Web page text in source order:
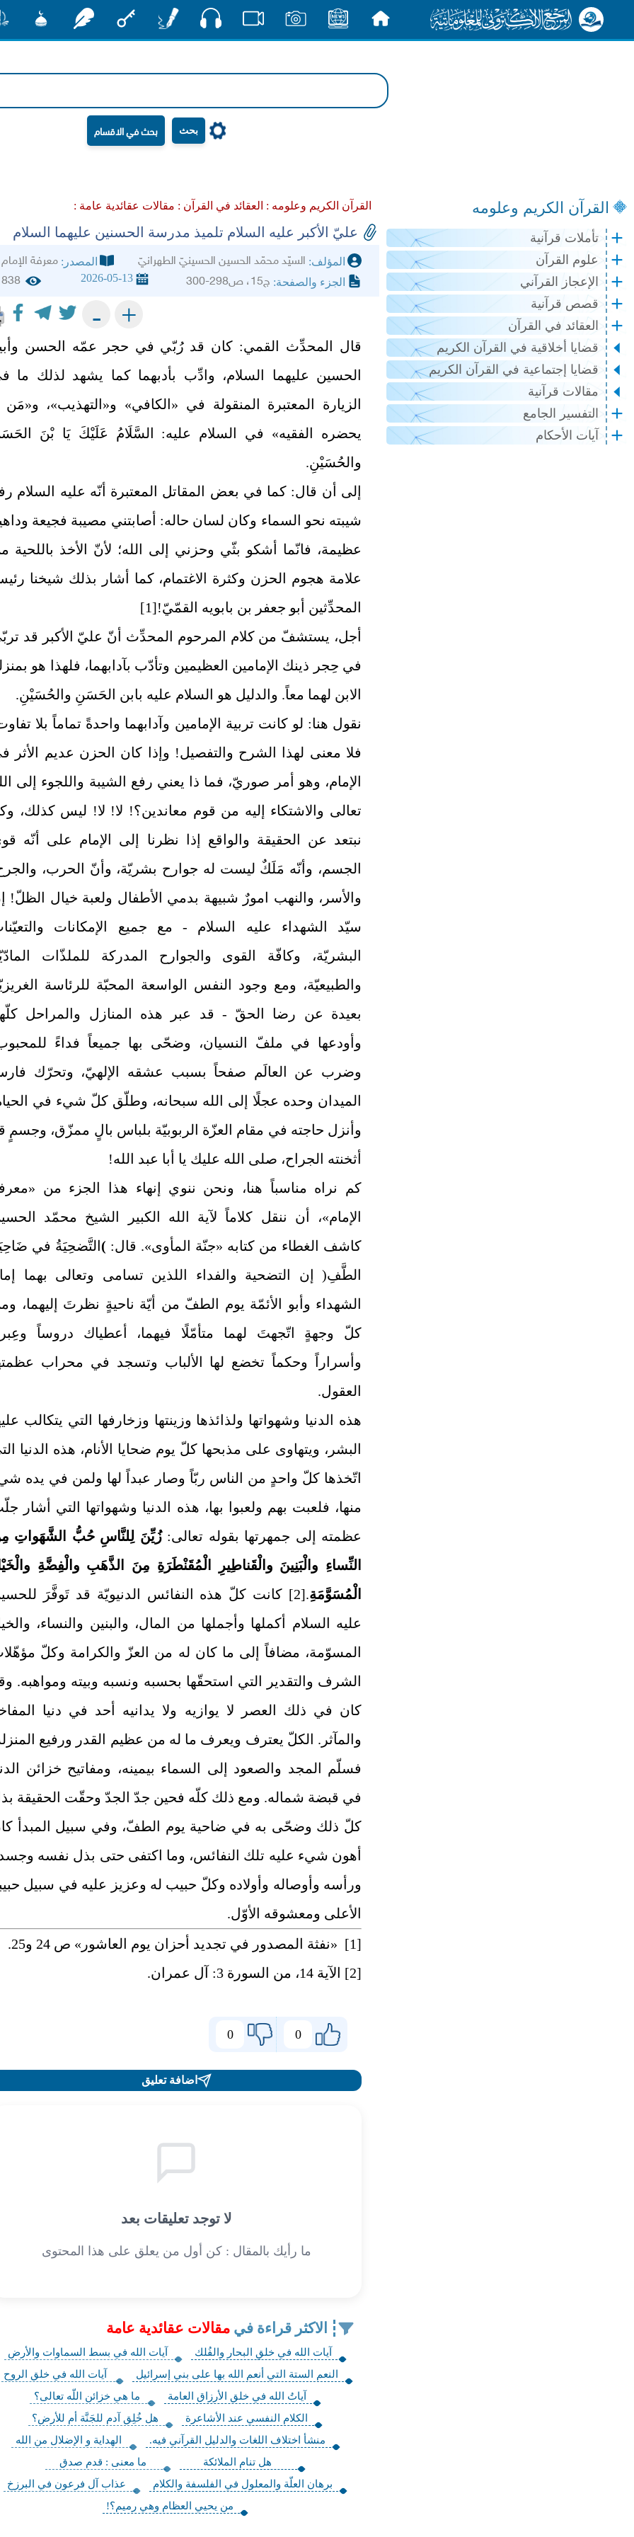
بحث
القرآن الكريم وعلومه
تأملات قرآنية
علوم القرآن
الإعجاز القرآني
قصص قرآنية
العقائد في القرآن
قضايا أخلاقية في القرآن الكريم
قضايا إجتماعية في القرآن الكريم
مقالات قرآنية
التفسير الجامع
آيات الأحكام
القرآن الكريم وعلومه : العقائد في القرآن : مقالات عقائدية عامة :
عليّ الأكبر عليه السلام تلميذ مدرسة الحسنين عليهما السلام‏
المؤلف: السيّد محمّد الحسين الحسينيّ الطهرانيّ‏ المصدر: معرفة الإمام
الجزء والصفحة: ج15، ص298-300 2026-05-13
838
+
-
قال المحدِّث القمي: كان قد رُبّي في حجر عمّه الحسن
الحسين عليهما السلام، وادِّب بأدبهما كما يشهد لذلك ما
الزيارة المعتبرة المنقولة في «الكافي» و«التهذيب»، و«مَن
يحضره الفقيه» في السلام عليه: السَّلَامُ عَلَيْكَ يَا بْنَ
والحُسَيْنِ.
إلى أن قال: كما في بعض المقاتل المعتبرة أنّه عليه السلام
شيبته نحو السماء وكان لسان حاله: أصابتني مصيبة فجيعة
عظيمة، فانّما أشكو بثّي وحزني إلى الله؛ لأنّ الأخذ باللحية
علامة هجوم الحزن وكثرة الاغتمام، كما أشار بذلك شيخنا
المحدِّثين أبو جعفر بن بابويه القمّيّ![1]
أجل، يستشفّ من كلام المرحوم المحدِّث أنّ عليّ الأكبر قد
في حِجر ذينك الإمامين العظيمين وتأدّب بآدابهما، فلهذا هو
الابن لهما معاً. والدليل هو السلام عليه بابن الحَسَنِ والحُسَيْنِ.
نقول هنا: لو كانت تربية الإمامين وآدابهما واحدةً تماماً بلا
فلا معنى لهذا الشرح والتفصيل! وإذا كان الحزن عديم الأثر
الإمام، وهو أمر صوريّ، فما ذا يعني رفع الشيبة واللجوء إلى
تعالى والاشتكاء إليه من قوم معاندين؟! لا! لا! ليس كذلك،
نبتعد عن الحقيقة والواقع‏ إذا نظرنا إلى الإمام على أنّه
الجسم، وأنّه مَلَكٌ ليست له جوارح بشريّة، وأنّ الحرب،
والأسر، والنهب امورٌ شبيهة بدمي الأطفال ولعبة خيال الظلّ!
سيّد الشهداء عليه السلام - مع جميع الإمكانات
البشريّة، وكافّة القوى والجوارح المدركة للملذّات
والطبيعيّة، ومع وجود النفس الواسعة المحبّة للرئاسة
بعيدة عن رضا الحقّ - قد عبر هذه المنازل والمراحل
وأودعها في ملفّ النسيان، وضحّى بها جميعاً فداءً
وضرب عن العالَم صفحاً بسبب عشقه الإلهيّ، وتحرّك
الميدان وحده عجلًا إلى الله سبحانه، وطلّق كلّ شي‏ء في
وأنزل حاجته في مقام العزّة الربوبيّة بلباس بالٍ ممزّق، وجسمٍ
أثخنته الجراح، صلى الله عليك يا أبا عبد الله!
كم نراه مناسباً هنا، ونحن ننوي إنهاء هذا الجزء من
الإمام»، أن ننقل كلاماً لآية الله الكبير الشيخ محمّد
كاشف الغطاء من كتابه «جنّة المأوى». قال: ) التَّضحِيَةُ في
الطَّفِ‏( إن التضحية والفداء اللذين تسامى وتعالى بهما
الشهداء وأبو الأئمّة يوم الطفّ من أيّة ناحيةٍ نظرتَ إليهما،
كلّ وجهةٍ اتّجهتَ لهما متأمّلًا فيهما، أعطياك دروساً
وأسراراً وحكماً تخضع لها الألباب وتسجد في محراب
العقول.
هذه الدنيا وشهواتها ولذائذها وزينتها وزخارفها التي يتكالب
البشر، ويتهاوى على مذبحها كلّ يوم ضحايا الأنام، هذه الدنيا
اتّخذها كلّ واحدٍ من الناس ربّاً وصار عبداً لها ولمن في يده
منها، فلعبت بهم ولعبوا بها، هذه الدنيا وشهواتها التي أشار
عظمته إلى جمهرتها بقوله تعالى:زُيِّنَ لِلنَّاسِ حُبُّ الشَّهَواتِ
النِّساءِ والْبَنِينَ والْقَناطِيرِ الْمُقَنْطَرَةِ مِنَ الذَّهَبِ والْفِضَّةِ
الْمُسَوَّمَةِ.
[2]
كانت كلّ هذه النفائس الدنيويّة قد تَوفَّرَ
عليه السلام أكملها وأجملها من المال، والبنين والنساء،
المسوّمة، مضافاً إلى ما كان له من العزّ والكرامة وكلّ
الشرف والتقدير التي استحقّها بحسبه ونسبه وبيته ومواهبه.
كان في ذلك العصر لا يوازيه ولا يدانيه أحد في دنيا
والمآثر. الكلّ يعترف ويعرف ما له من عظيم القدر ورفيع
فسلّم المجد والصعود إلى السماء بيمينه، ومفاتيح خزائن
في قبضة شماله. ومع ذلك كلّه فحين جدّ الجدّ وحقّت الحقيقة
كلّ ذلك وضحّى به في ضاحية يوم الطفّ، وفي سبيل المبدأ
أهون شي‏ء عليه تلك النفائس، وما اكتفى حتى بذل نفسه
ورأسه وأوصاله وأولاده وكلّ حبيب له وعزيز عليه في سبيل
الأعلى ومعشوقه الأوّل.
[1]
«نفثة المصدور في تجديد أحزان يوم العاشور» ص 24 و25.
[2]
الآية 14، من السورة 3: آل عمران.
0
0
اضافة تعليق
لا توجد تعليقات بعد
ما رأيك بالمقال : كن أول من يعلق على هذا المحتوى
الاكثر قراءة في مقالات عقائدية عامة
آيات الله في خلقِ البحار والفُلك‏
آيات الله في بسط السماوات والأرض‏
النعم الستة التي أنعم الله بها على بني إسرائيل
آيات الله في خلق الروح‏
آياتُ الله في خلق الأرزاق العامة
ما هي خزائن اللّه تعالى؟
الكلام النفسي عند الأشاعرة
هل خُلِق آدم للجَنَّة أم للأرض؟
منشأ اختلاف اللغات‏ والدليل القرآني فيه.
الهداية و الإضلال من الله
هل تنام الملائكة
ما معنى : قدم صدق
برهان العلّة والمعلول في الفلسفة والكلام‏
عذاب آل فرعون في البرزخ
من يحيي العظام وهي رميم؟!